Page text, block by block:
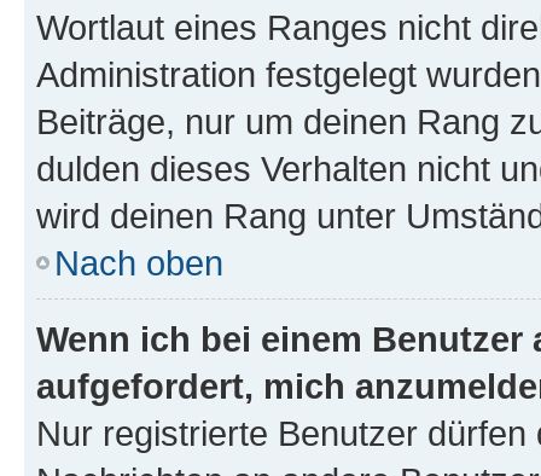
Wortlaut eines Ranges nicht
Administration festgelegt
Beiträge, nur um deinen Rang
dulden dieses Verhalten nicht
wird deinen Rang unter
Nach oben
Wenn ich bei einem
aufgefordert, mich
Nur registrierte Benutzer